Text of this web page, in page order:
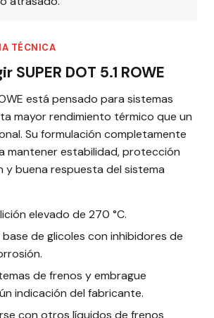
TÉCNICA
SUPER DOT 5.1 ROWE
está pensado para sistemas
mayor rendimiento térmico que un
Su formulación completamente
mantener estabilidad, protección
buena respuesta del sistema
elevado de 270 °C.
de glicoles con inhibidores de
de frenos y embrague
indicación del fabricante.
con otros líquidos de frenos